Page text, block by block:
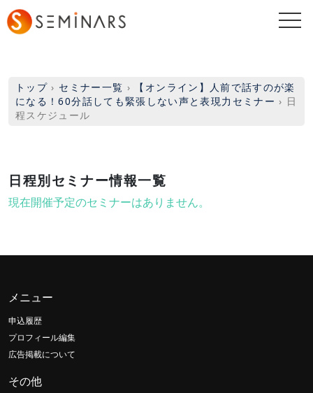
トップ › セミナー一覧 ›
【オンライン】人前で話すのが楽
になる！60分話しても緊張しない声と表現力セミナー › 日
程スケジュール
日程別セミナー情報一覧
現在開催予定のセミナーはありません。
メニュー
申込履歴
プロフィール編集
広告掲載について
その他